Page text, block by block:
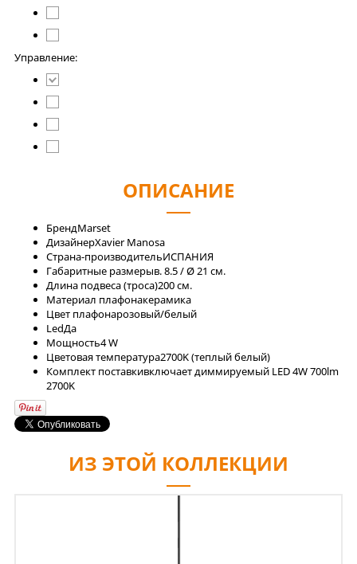
Управление:
ОПИСАНИЕ
БрендMarset
ДизайнерXavier Manosa
Страна-производительИСПАНИЯ
Габаритные размерыв. 8.5 / Ø 21 см.
Длина подвеса (троса)200 см.
Материал плафонакерамика
Цвет плафонарозовый/белый
LedДа
Мощность4 W
Цветовая температура2700K (теплый белый)
Комплект поставкивключает диммируемый LED 4W 700lm
2700K
ИЗ ЭТОЙ КОЛЛЕКЦИИ